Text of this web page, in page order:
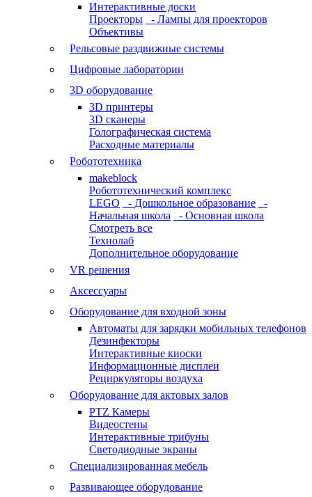
Интерактивные доски
Проекторы
- Лампы для проекторов
Объективы
Рельсовые раздвижные системы
Цифровые лаборатории
3D оборудование
3D принтеры
3D сканеры
Голографическая система
Расходные материалы
Робототехника
makeblock
Робототехнический комплекс
LEGO
- Дошкольное образование
-
Начальная школа
- Основная школа
Смотреть все
Технолаб
Дополнительное оборудование
VR решения
Аксессуары
Оборудование для входной зоны
Автоматы для зарядки мобильных телефонов
Дезинфекторы
Интерактивные киоски
Информационные дисплеи
Рециркуляторы воздуха
Оборудование для актовых залов
PTZ Камеры
Видеостены
Интерактивные трибуны
Светодиодные экраны
Специализированная мебель
Развивающее оборудование